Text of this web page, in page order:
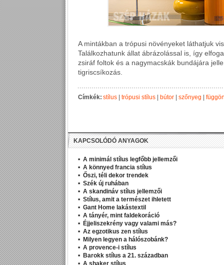
A mintákban a trópusi növényeket láthatjuk
Találkozhatunk állat ábrázolással is, így
zsiráf foltok és a nagymacskák bundájára
tigriscsíkozás.
Címkék:stílus trópusi stílus bútor szőnyeg
KAPCSOLÓDÓ ANYAGOK
A minimál stílus legfőbb jellemzői
A könnyed francia stílus
Őszi, téli dekor trendek
Szék új ruhában
A skandináv stílus jellemzői
Stílus, amit a természet ihletett
Gant Home lakástextil
A tányér, mint faldekoráció
Éjjeliszekrény vagy valami más?
Az egzotikus zen stílus
Milyen legyen a hálószobánk?
A provence-i stílus
Barokk stílus a 21. században
A shaker stílus